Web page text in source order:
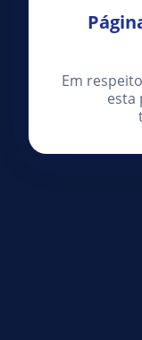
Em
esta